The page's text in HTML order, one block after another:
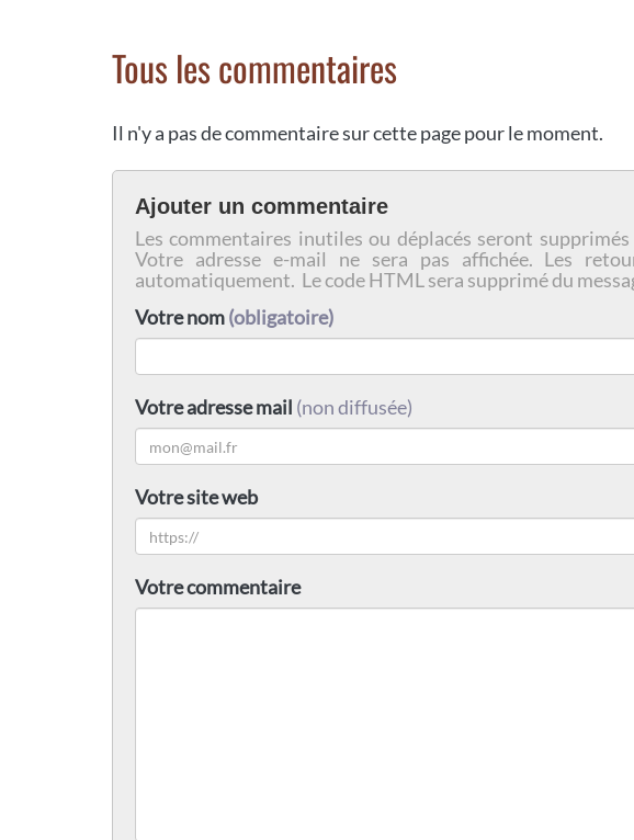
Tous les commentaires
Il n'y a pas de commentaire sur cette page pour le moment.
Ajouter un commentaire
Les commentaires inutiles ou déplacés seront
Votre adresse e-mail ne sera pas affichée. Les
automatiquement. Le code HTML sera supprimé du
Votre nom(obligatoire)
Votre adresse mail (non diffusée)
Votre site web
Votre commentaire